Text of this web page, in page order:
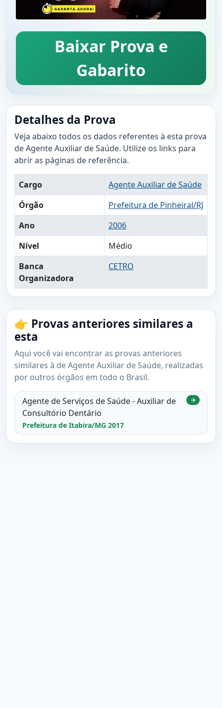
Baixar Prova e
Gabarito
Detalhes da Prova
Veja abaixo todos os dados referentes à esta prova
de Agente Auxiliar de Saúde. Utilize os links para
abrir as páginas de referência.
Cargo
Agente Auxiliar de Saúde
Órgão
Prefeitura de Pinheiral/RJ
Ano
2006
Nível
Médio
Banca
Organizadora
CETRO
👉 Provas anteriores similares a
esta
Aqui você vai encontrar as provas anteriores
similares à de Agente Auxiliar de Saúde, realizadas
por outros órgãos em todo o Brasil.
Agente de Serviços de Saúde - Auxiliar de
Consultório Dentário
Prefeitura de Itabira/MG 2017
→